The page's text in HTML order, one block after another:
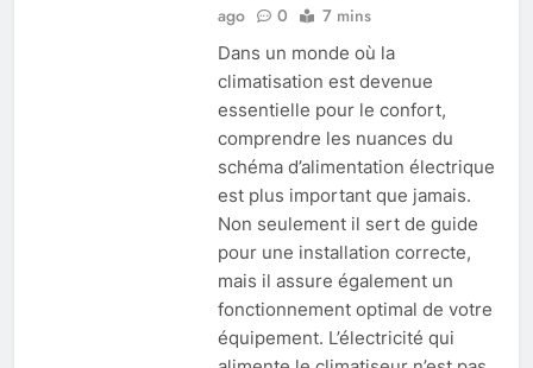
ago
0 7 mins
Dans un monde où la
climatisation est devenue
essentielle pour le confort,
comprendre les nuances du
schéma d’alimentation électrique
est plus important que jamais.
Non seulement il sert de guide
pour une installation correcte,
mais il assure également un
fonctionnement optimal de votre
équipement. L’électricité qui